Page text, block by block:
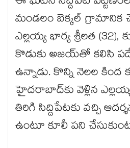
మండలం బెక్కల్‌‌ గ్రామానిక
ఎల్లయ్య భార్య శ్రీలత (32),
కొడుకు అజయ్‌‌తో కలిసి
ఉన్నాడు. కొన్ని నెలల కింద
హైదరాబాద్‌‌కు వెళ్లిన
తిరిగి సిద్దిపేటకు వచ్చి
ఉంటూ కూలీ పని